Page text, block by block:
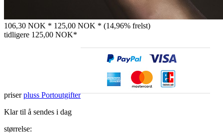
106,30 NOK * 125,00 NOK * (14,96% frelst)
tidligere 125,00 NOK*
priserpluss Portoutgifter
Klar til å sendes i dag
størrelse: